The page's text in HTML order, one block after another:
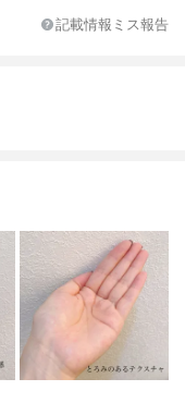
記載情報ミス報告